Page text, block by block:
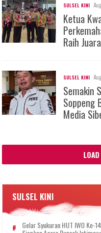
SULSEL KINI
Ketua
Raih
SULSEL KINI
Semakin
Soppeng
Media
SULSEL KINI
Gelar Syukuran HUT IWO Ke-